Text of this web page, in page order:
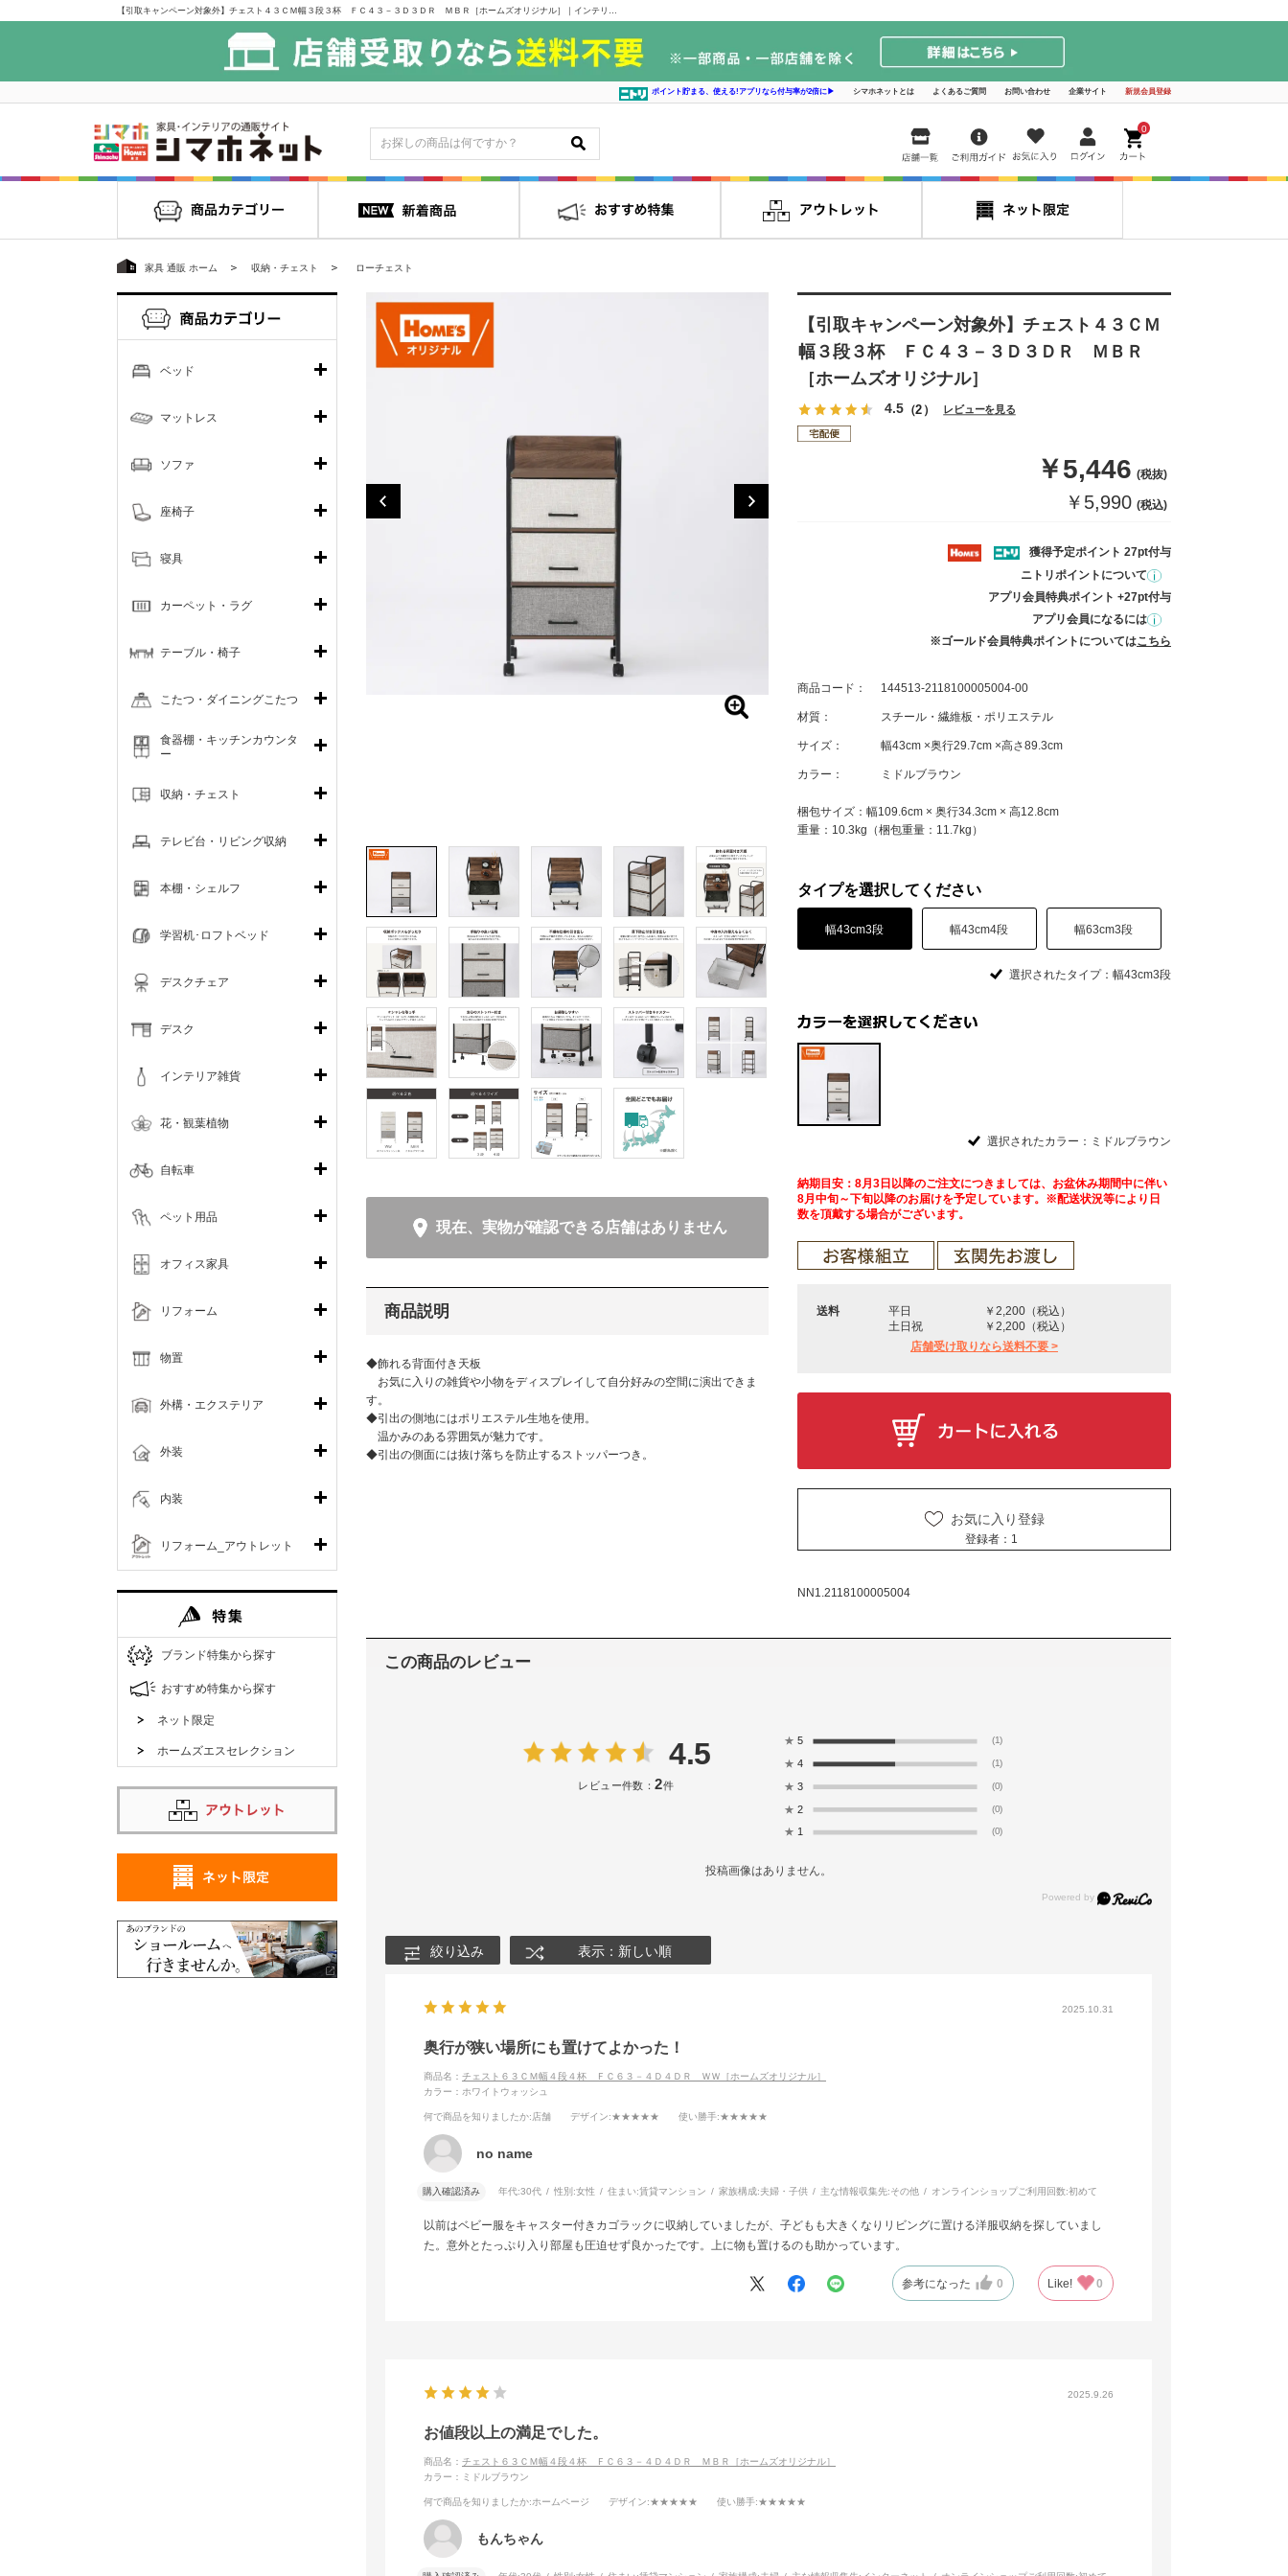
【引取キャンペーン対象外】チェスト４３ＣＭ幅３段３杯 ＦＣ４３－３Ｄ３ＤＲ ＭＢＲ［ホームズオリジナル］｜インテリアの島忠・ホームズ家具販売通販サイト シマホネット
ポイント貯まる、使える!アプリなら付与率が2倍に▶ シマホネットとは よくあるご質問 お問い合わせ 企業サイト 新規会員登録
0
家具 通販 ホーム 収納・チェスト ローチェスト
現在、実物が確認できる店舗はありません
商品説明
◆飾れる背面付き天板
お気に入りの雑貨や小物をディスプレイして自分好みの空間に演出できま
す。
◆引出の側地にはポリエステル生地を使用。
温かみのある雰囲気が魅力です。
◆引出の側面には抜け落ちを防止するストッパーつき。
【引取キャンペーン対象外】チェスト４３ＣＭ
幅３段３杯 ＦＣ４３－３Ｄ３ＤＲ ＭＢＲ
［ホームズオリジナル］
4.5（2） レビューを見る
￥5,446 (税抜)
￥5,990 (税込)
獲得予定ポイント 27pt付与
ニトリポイントについて
アプリ会員特典ポイント +27pt付与
アプリ会員になるには
※ゴールド会員特典ポイントについてはこちら
商品コード： 144513-2118100005004-00
材質： スチール・繊維板・ポリエステル
サイズ： 幅43cm ×奥行29.7cm ×高さ89.3cm
カラー： ミドルブラウン
梱包サイズ：幅109.6cm × 奥行34.3cm × 高12.8cm
重量：10.3kg（梱包重量：11.7kg）
タイプを選択してください
幅43cm3段 幅43cm4段 幅63cm3段
選択されたタイプ：幅43cm3段
選択されたカラー：ミドルブラウン
納期目安：8月3日以降のご注文につきましては、お盆休み期間中に伴い
8月中旬～下旬以降のお届けを予定しています。※配送状況等により日
数を頂戴する場合がございます。
送料 平日
￥2,200（税込）
土日祝
￥2,200（税込）
店舗受け取りなら送料不要 >
お気に入り登録
登録者： 1
NN1.2118100005004
この商品のレビュー
4.5
レビュー件数：2件
★ 5 (1)
★ 4 (1)
★ 3 (0)
★ 2 (0)
★ 1 (0)
投稿画像はありません。
絞り込み 表示：新しい順
2025.10.31
奥行が狭い場所にも置けてよかった！
商品名： チェスト６３ＣＭ幅４段４杯 ＦＣ６３－４Ｄ４ＤＲ ＷＷ［ホームズオリジナル］
カラー：ホワイトウォッシュ
何で商品を知りましたか:店舗 デザイン:★★★★★ 使い勝手:★★★★★
no name
購入確認済み 年代:30代 性別:女性 住まい:賃貸マンション 家族構成:夫婦・子供 主な情報収集先:その他 オンラインショップご利用回数:初めて
以前はベビー服をキャスター付きカゴラックに収納していましたが、子どもも大きくなりリビングに置ける洋服収納を探していまし
た。意外とたっぷり入り部屋も圧迫せず良かったです。上に物も置けるのも助かっています。
参考になった 0 Like! 0
2025.9.26
お値段以上の満足でした。
商品名： チェスト６３ＣＭ幅４段４杯 ＦＣ６３－４Ｄ４ＤＲ ＭＢＲ［ホームズオリジナル］
カラー：ミドルブラウン
何で商品を知りましたか:ホームページ デザイン:★★★★★ 使い勝手:★★★★★
もんちゃん
ベッド
マットレス
ソファ
寝具
座椅子
カーペット・ラグ
テーブル・椅子
こたつ・ダイニングこたつ
食器棚・キッチンカウンタ
ー
収納・チェスト
テレビ台・リビング収納
本棚・シェルフ
学習机･ロフトベッド
デスクチェア
デスク
インテリア雑貨
花・観葉植物
自転車
ペット用品
オフィス家具
リフォーム
リフォーム_アウトレット
物置
外構・エクステリア
外装
内装
ブランド特集から探す
おすすめ特集から探す
ネット限定
ホームズエスセレクション